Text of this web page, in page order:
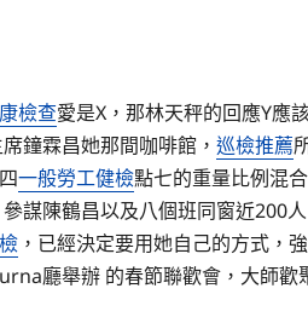
檢查愛是X，那林天秤的回應Y應
鐘霖昌她那間咖啡館， 巡檢推薦
一般勞工健檢點七的重量比例混
謀陳鶴昌以及八個班同窗近200
，已經決定要用她自己的方式，
廳舉辦 的春節聯歡會，大師歡